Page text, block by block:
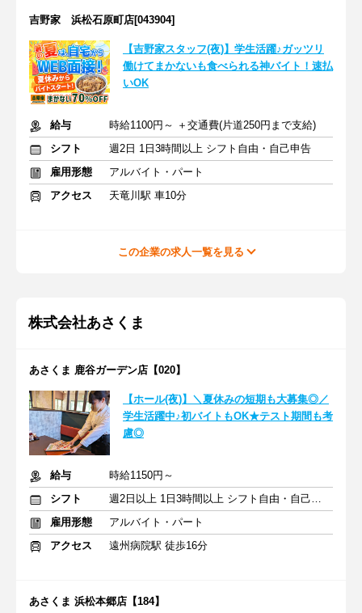
吉野家 浜松石原町店[043904]
【吉野家スタッフ(夜)】学生活躍♪ガッツリ
働けてまかないも食べられる神バイト！速払
いOK
給与
時給1100円～ ＋交通費(片道250円まで支給)
シフト
週2日 1日3時間以上 シフト自由・自己申告
雇用形態
アルバイト・パート
アクセス
天竜川駅 車10分
この企業の求人一覧を見る
株式会社あさくま
あさくま 鹿谷ガーデン店【020】
【ホール(夜)】＼夏休みの短期も大募集◎／
学生活躍中♪初バイトもOK★テスト期間も考
慮◎
給与
時給1150円～
シフト
週2日以上 1日3時間以上 シフト自由・自己申告
雇用形態
アルバイト・パート
アクセス
遠州病院駅 徒歩16分
あさくま 浜松本郷店【184】